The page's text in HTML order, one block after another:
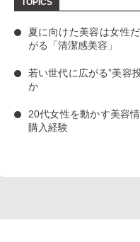
夏に向けた美容は女性
がる「清潔感美容」
若い世代に広がる”美容
か
20代女性を動かす美容
購入経験